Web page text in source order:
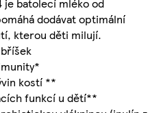
dodávat optimální
kterou děti milují.
kostí **
funkcí u dětí**